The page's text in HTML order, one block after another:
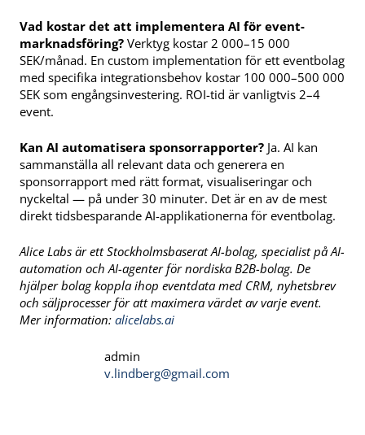
Vad kostar det att implementera AI för event-
marknadsföring? Verktyg kostar 2 000–15 000
SEK/månad. En custom implementation för ett eventbolag
med specifika integrationsbehov kostar 100 000–500 000
SEK som engångsinvestering. ROI-tid är vanligtvis 2–4
event.
Kan AI automatisera sponsorrapporter? Ja. AI kan
sammanställa all relevant data och generera en
sponsorrapport med rätt format, visualiseringar och
nyckeltal — på under 30 minuter. Det är en av de mest
direkt tidsbesparande AI-applikationerna för eventbolag.
Alice Labs är ett Stockholmsbaserat AI-bolag, specialist på AI-
automation och AI-agenter för nordiska B2B-bolag. De
hjälper bolag koppla ihop eventdata med CRM, nyhetsbrev
och säljprocesser för att maximera värdet av varje event.
Mer information: alicelabs.ai
admin
v.lindberg@gmail.com